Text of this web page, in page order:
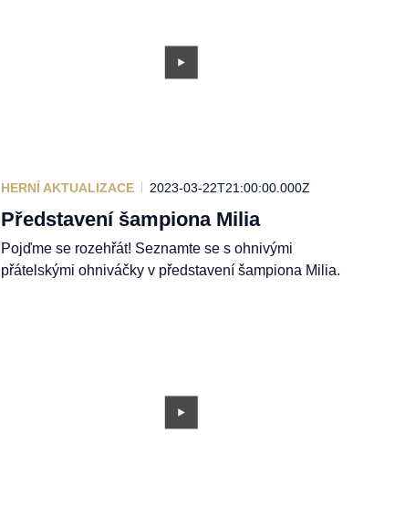
HERNÍ AKTUALIZACE 2023-03-22T21:00:00.000Z
Představení šampiona Milia
Pojďme se rozehřát! Seznamte se s ohnivými
přátelskými ohniváčky v představení šampiona Milia.